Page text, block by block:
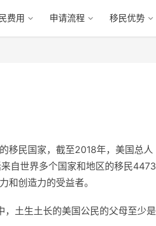
费用 申请流程 移民优势
移民国家，截至2018年，美国总人
自世界多个国家和地区的移民4473
和创造力的受益者。
土生土长的美国公民的父母至少是